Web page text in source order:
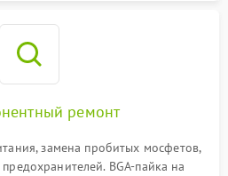
ремонт
замена пробитых мосфетов,
BGA-пайка на